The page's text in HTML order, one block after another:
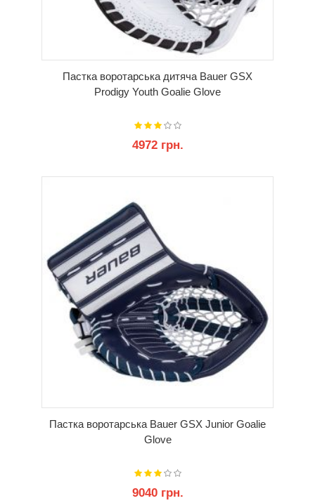
Пастка воротарська дитяча Bauer GSX
Prodigy Youth Goalie Glove
4972 грн.
Пастка воротарська Bauer GSX Junior Goalie
Glove
9040 грн.